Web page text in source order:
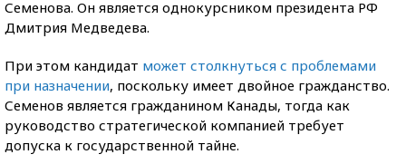
Семенова. Он является однокурсником президента РФ
Дмитрия Медведева.
При этом кандидат может столкнуться с проблемами
при назначении, поскольку имеет двойное гражданство.
Семенов является гражданином Канады, тогда как
руководство стратегической компанией требует
допуска к государственной тайне.